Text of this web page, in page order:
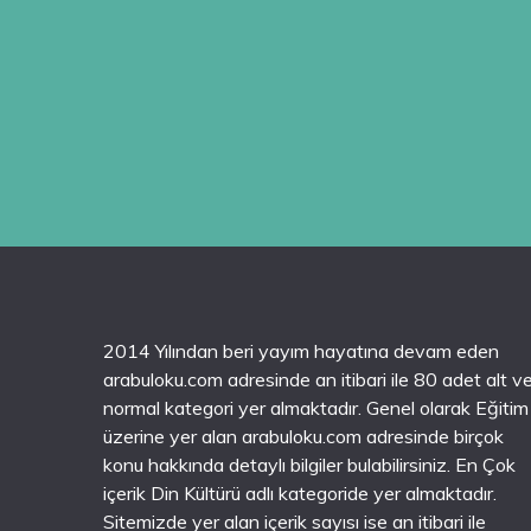
2014 Yılından beri yayım hayatına devam eden
arabuloku.com adresinde an itibari ile 80 adet alt
normal kategori yer almaktadır. Genel olarak Eğitim
üzerine yer alan arabuloku.com adresinde birçok
konu hakkında detaylı bilgiler bulabilirsiniz. En Çok
içerik Din Kültürü adlı kategoride yer almaktadır.
Sitemizde yer alan içerik sayısı ise an itibari ile